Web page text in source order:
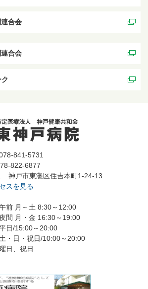
合会
合会
841-5731
822-6877
神戸市東灘区住吉本町1-24-13
スを見る
前 月～土 8:30～12:00
金 16:30～19:00
日/15:00～20:00
祝日/10:00～20:00
日、祝日